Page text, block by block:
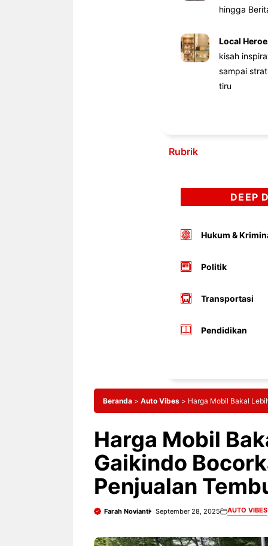
hingga
Local
kisah
sampai
tiru
Rubrik
DEEP
Hukum &
Politik
Transportasi
Pendidikan
Beranda > Auto Vibes > Harga Mobil Bakal
Harga Mobil
Gaikindo
Penjualan
Farah Novianti September 28, 2025 AUTO VIBES